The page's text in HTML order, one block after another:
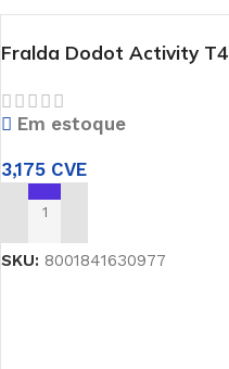
Fralda Dodot Activity T4
Em estoque
3,175 CVE
ADICIONAR
SKU: 8001841630977